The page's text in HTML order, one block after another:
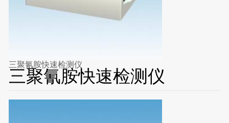
三聚氰胺快速检测仪
三聚氰胺快速检测仪